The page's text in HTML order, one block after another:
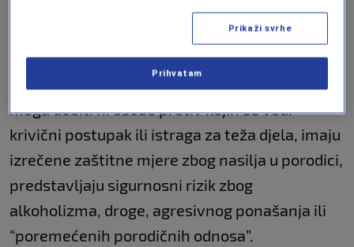
je da odobrenje za nabavku oružja ne može
dobiti osoba koja je pravosnažno osuđena za
krivično djelo s elementima nasilja, uključujući
nasilje u porodici. Odobrenje, prema zakonu, ne
mogu dobiti ni osobe protiv kojih se vodi
krivični postupak ili istraga za teža djela, imaju
izrečene zaštitne mjere zbog nasilja u porodici,
predstavljaju sigurnosni rizik zbog
alkoholizma, droge, agresivnog ponašanja ili
“poremećenih porodičnih odnosa”.
Prikaži svrhe
Prihvatam